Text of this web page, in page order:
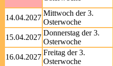
14.04.2027
Mittwoch der 3.
Osterwoche
15.04.2027
Donnerstag der 3.
Osterwoche
16.04.2027
Freitag der 3.
Osterwoche